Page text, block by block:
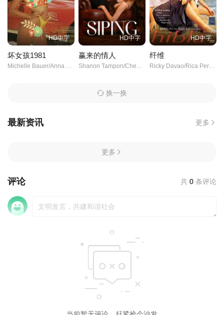
HD中字
坏女孩1981
HD中字
赢来的情人
HD中字
纤维
Ricky Davao/Rica Peralejo//毛伊·泰勒/
换一换
最新资讯 更多
更多
评论 共 0 条评论